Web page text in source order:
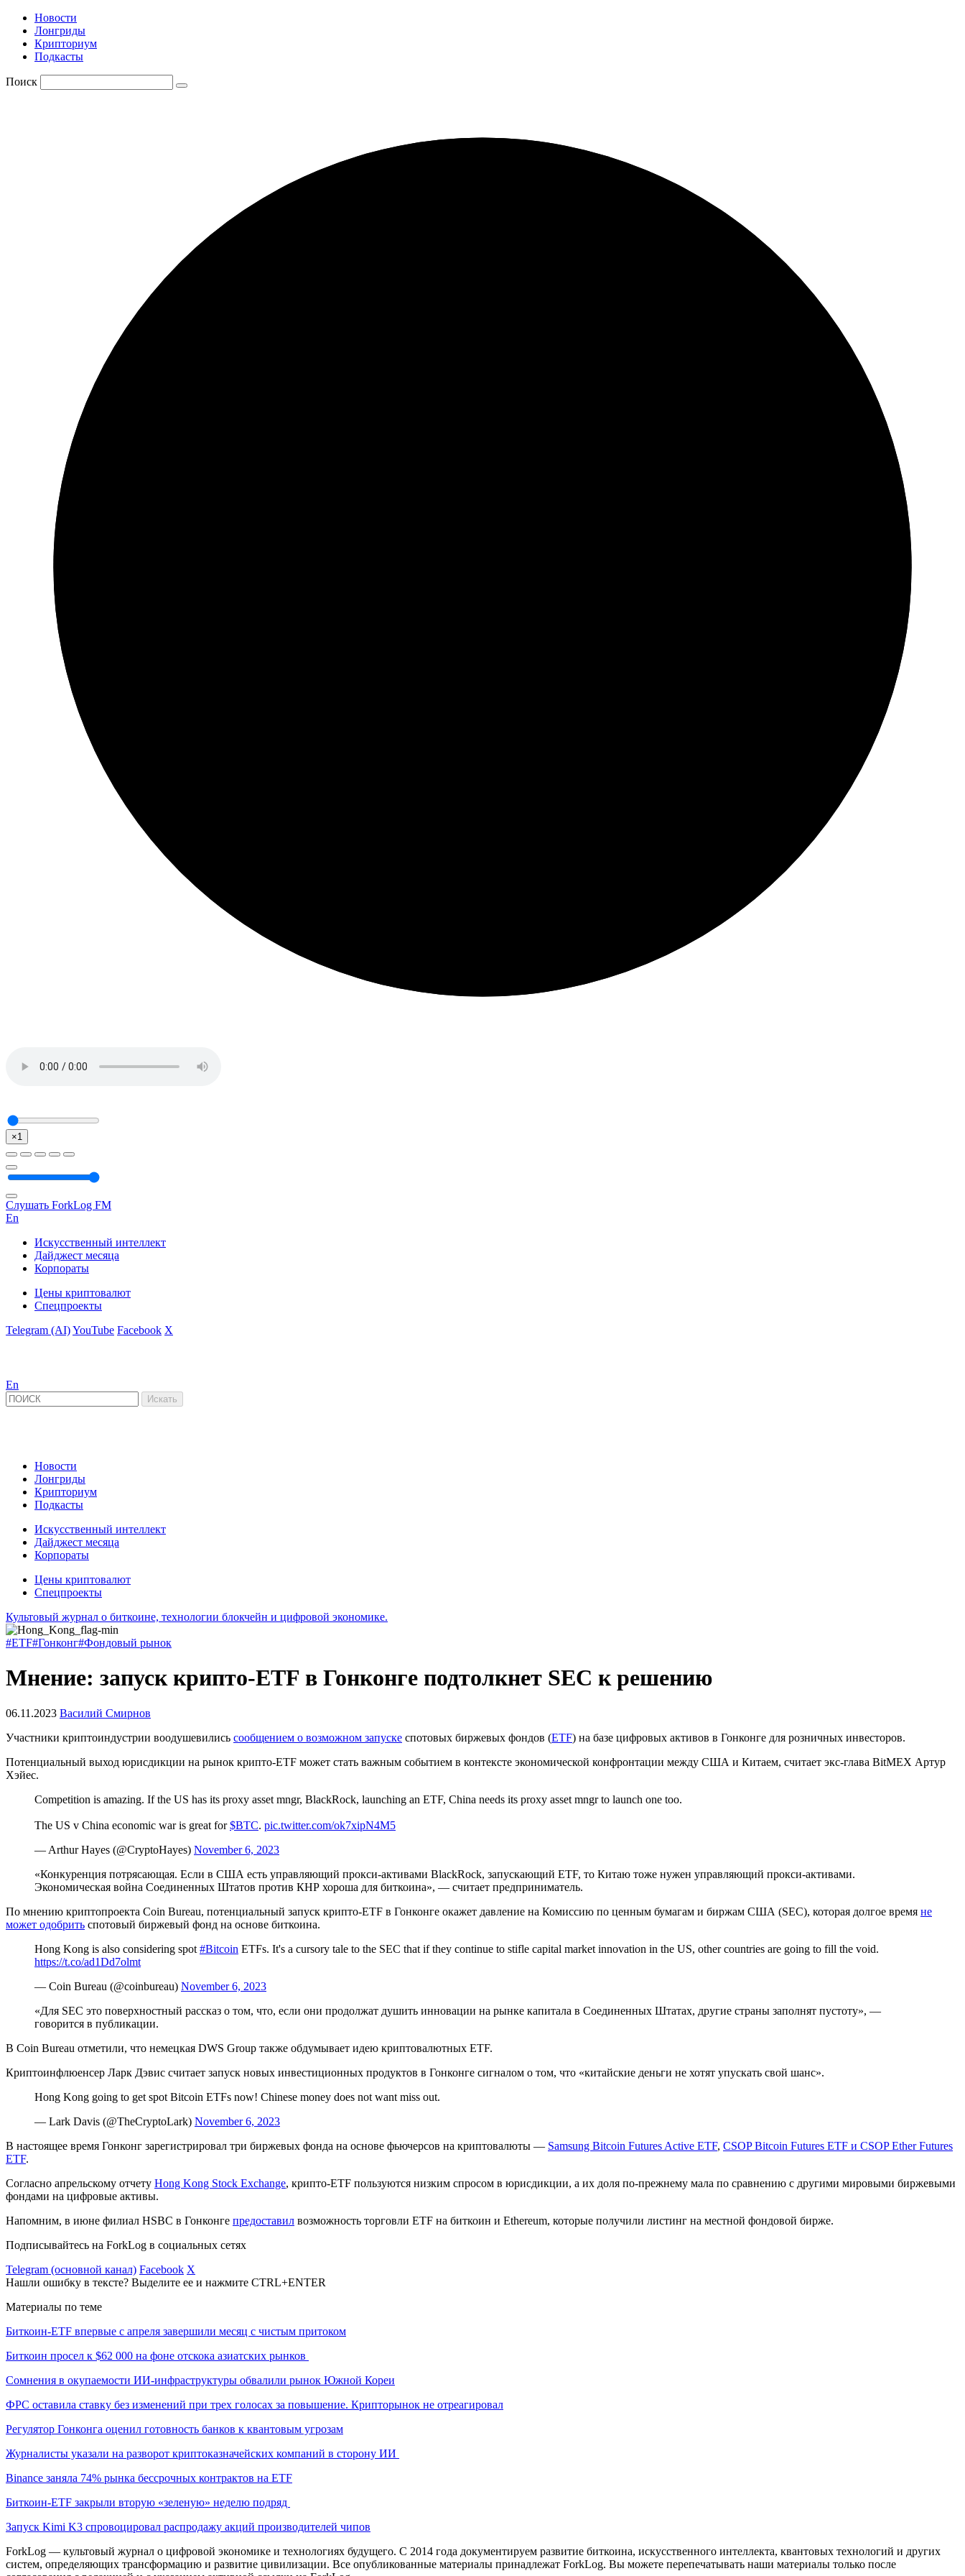
Новости
Лонгриды
Крипториум
Подкасты
Поиск
×1
Слушать ForkLog FM
En
Искусственный интеллект
Дайджест месяца
Корпораты
Цены криптовалют
Спецпроекты
Telegram (AI)YouTube Facebook X
En
Новости
Лонгриды
Крипториум
Подкасты
Искусственный интеллект
Дайджест месяца
Корпораты
Цены криптовалют
Спецпроекты
Культовый журнал о биткоине, технологии блокчейн и цифровой экономике.
#ETF#Гонконг#Фондовый рынок
Мнение: запуск крипто-ETF в Гонконге подтолкнет SEC к решению
06.11.2023 Василий Смирнов
Участники криптоиндустрии воодушевились сообщением о возможном запуске спотовых биржевых фондов (ETF) на базе цифровых активов в Гонконге для розничных инвесторов.
Потенциальный выход юрисдикции на рынок крипто-ETF может стать важным событием в контексте экономической конфронтации между США и Китаем, считает экс-глава BitMEX Артур
Хэйес.
Competition is amazing. If the US has its proxy asset mngr, BlackRock, launching an ETF, China needs its proxy asset mngr to launch one too.
The US v China economic war is great for$BTC. pic.twitter.com/ok7xipN4M5
— Arthur Hayes (@CryptoHayes) November 6, 2023
«Конкуренция потрясающая. Если в США есть управляющий прокси-активами BlackRock, запускающий ETF, то Китаю тоже нужен управляющий прокси-активами.
Экономическая война Соединенных Штатов против КНР хороша для биткоина», — считает предприниматель.
По мнению криптопроекта Coin Bureau, потенциальный запуск крипто-ETF в Гонконге окажет давление на Комиссию по ценным бумагам и биржам США (SEC), которая долгое время не
может одобрить спотовый биржевый фонд на основе биткоина.
Hong Kong is also considering spot #Bitcoin ETFs. It's a cursory tale to the SEC that if they continue to stifle capital market innovation in the US, other countries are going to fill the void.
https://t.co/ad1Dd7olmt
— Coin Bureau (@coinbureau) November 6, 2023
«Для SEC это поверхностный рассказ о том, что, если они продолжат душить инновации на рынке капитала в Соединенных Штатах, другие страны заполнят пустоту», —
говорится в публикации.
В Coin Bureau отметили, что немецкая DWS Group также обдумывает идею криптовалютных ETF.
Криптоинфлюенсер Ларк Дэвис считает запуск новых инвестиционных продуктов в Гонконге сигналом о том, что «китайские деньги не хотят упускать свой шанс».
Hong Kong going to get spot Bitcoin ETFs now! Chinese money does not want miss out.
— Lark Davis (@TheCryptoLark) November 6, 2023
В настоящее время Гонконг зарегистрировал три биржевых фонда на основе фьючерсов на криптовалюты — Samsung Bitcoin Futures Active ETF, CSOP Bitcoin Futures ETF и CSOP Ether Futures
ETF.
Согласно апрельскому отчету Hong Kong Stock Exchange, крипто-ETF пользуются низким спросом в юрисдикции, а их доля по-прежнему мала по сравнению с другими мировыми биржевыми
фондами на цифровые активы.
Напомним, в июне филиал HSBC в Гонконге предоставил возможность торговли ETF на биткоин и Ethereum, которые получили листинг на местной фондовой бирже.
Подписывайтесь на ForkLog в социальных сетях
Telegram (основной канал) Facebook X
Нашли ошибку в тексте? Выделите ее и нажмите CTRL+ENTER
Материалы по теме
Биткоин-ETF впервые с апреля завершили месяц с чистым притоком
Биткоин просел к $62 000 на фоне отскока азиатских рынков
Сомнения в окупаемости ИИ-инфраструктуры обвалили рынок Южной Кореи
ФРС оставила ставку без изменений при трех голосах за повышение. Крипторынок не отреагировал
Регулятор Гонконга оценил готовность банков к квантовым угрозам
Журналисты указали на разворот криптоказначейских компаний в сторону ИИ
Binance заняла 74% рынка бессрочных контрактов на ETF
Биткоин-ETF закрыли вторую «зеленую» неделю подряд
Запуск Kimi K3 спровоцировал распродажу акций производителей чипов
ForkLog — культовый журнал о цифровой экономике и технологиях будущего. С 2014 года документируем развитие биткоина, искусственного интеллекта, квантовых технологий и других
систем, определяющих трансформацию и развитие цивилизации. Все опубликованные материалы принадлежат ForkLog. Вы можете перепечатывать наши материалы только после